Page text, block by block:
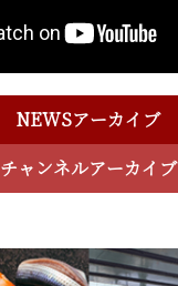
NEWSアーカイブ
チャンネルアーカイブ